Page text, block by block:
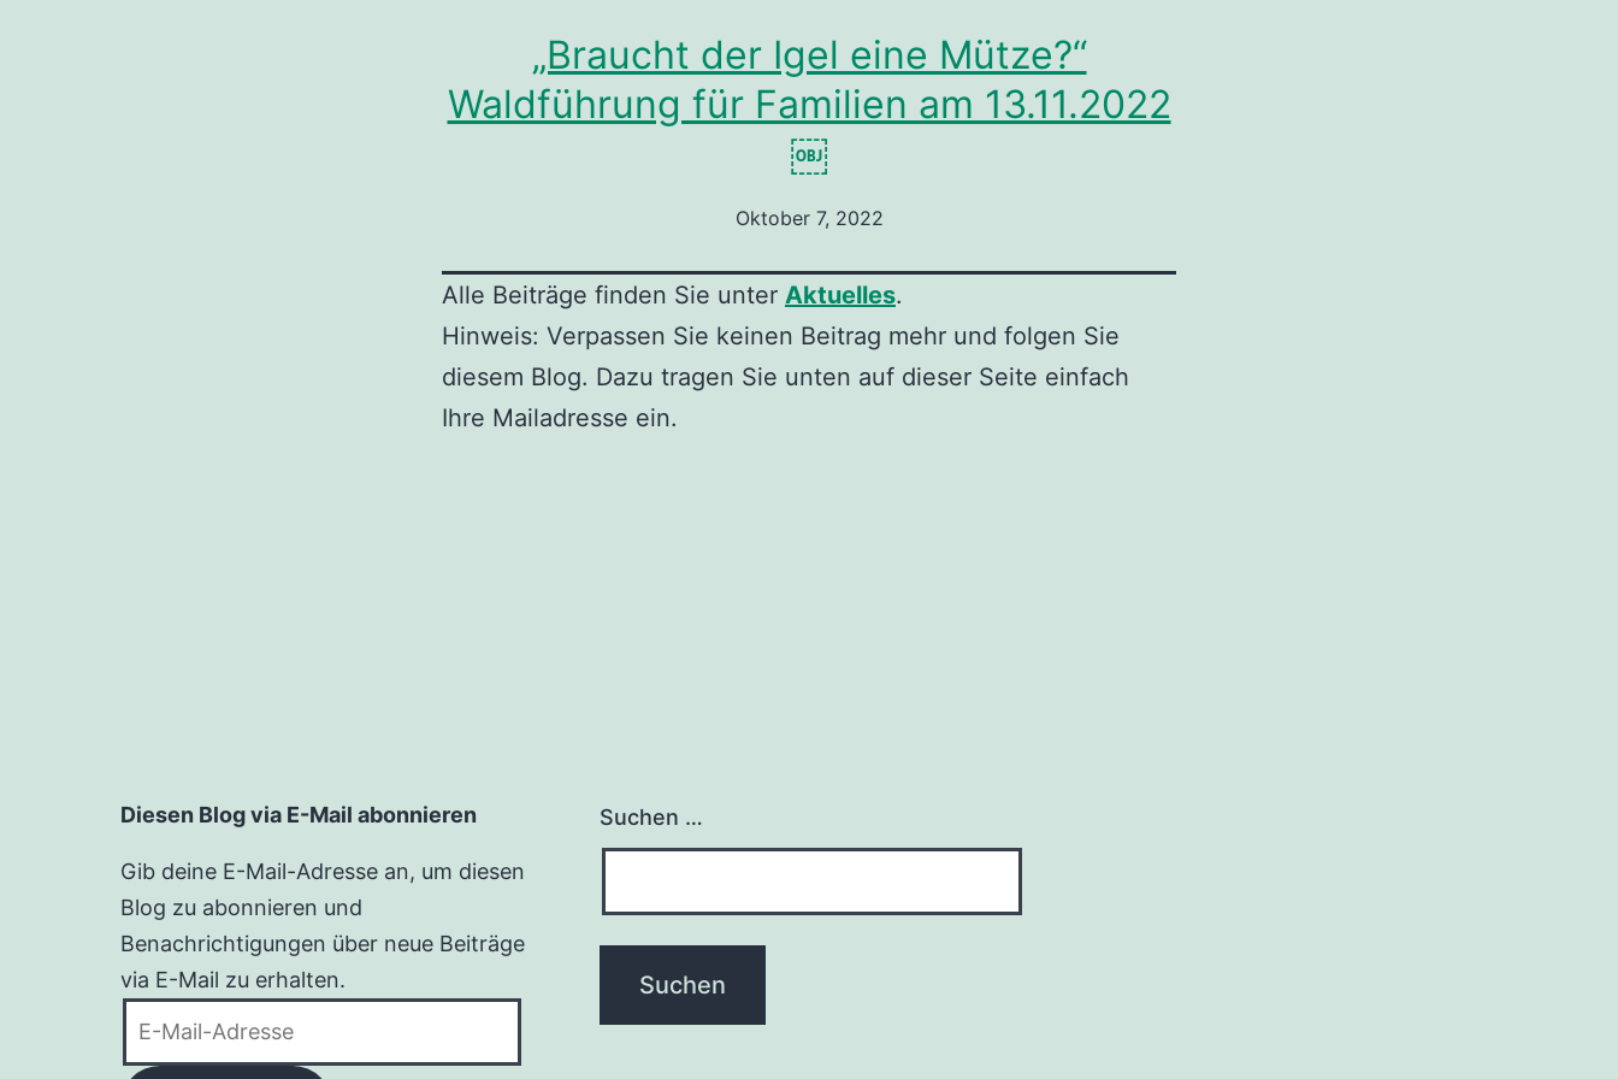
„Braucht der Igel eine Mütze?“
Waldführung für Familien am 13.11.2022
￼
Oktober 7, 2022
Alle Beiträge finden Sie unter Aktuelles.
Hinweis: Verpassen Sie keinen Beitrag mehr und folgen Sie
diesem Blog. Dazu tragen Sie unten auf dieser Seite einfach
Ihre Mailadresse ein.
Diesen Blog via E-Mail abonnieren
Gib deine E-Mail-Adresse an, um diesen
Blog zu abonnieren und
Benachrichtigungen über neue Beiträge
via E-Mail zu erhalten.
Suchen …